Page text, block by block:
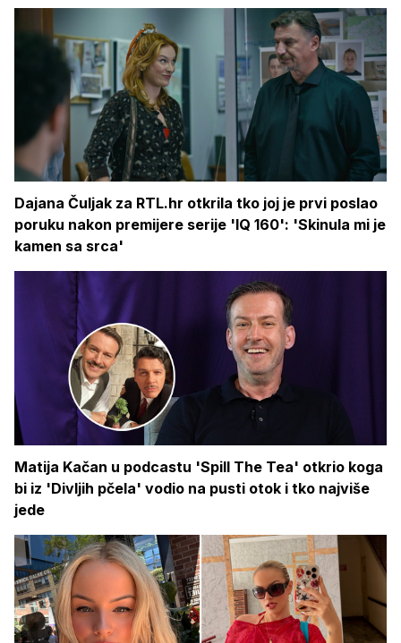
Dajana Čuljak za RTL.hr otkrila tko joj je prvi poslao
poruku nakon premijere serije 'IQ 160': 'Skinula mi je
kamen sa srca'
Matija Kačan u podcastu 'Spill The Tea' otkrio koga
bi iz 'Divljih pčela' vodio na pusti otok i tko najviše
jede